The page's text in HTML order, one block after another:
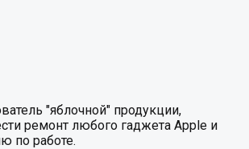
"яблочной" продукции,
ремонт любого гаджета Apple и
по работе.